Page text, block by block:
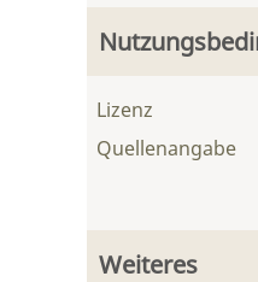
Lizenz
Quellenangabe
Weiteres